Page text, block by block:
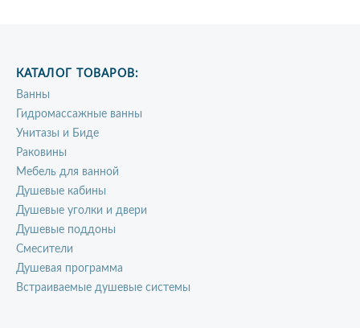
КАТАЛОГ ТОВАРОВ:
Ванны
Гидромассажные ванны
Унитазы и Биде
Раковины
Мебель для ванной
Душевые кабины
Душевые уголки и двери
Душевые поддоны
Смесители
Душевая программа
Встраиваемые душевые системы